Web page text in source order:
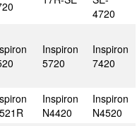
4720
Inspiron
5720
Inspiron
7420
Inspiron
N4420
Inspiron
N4520